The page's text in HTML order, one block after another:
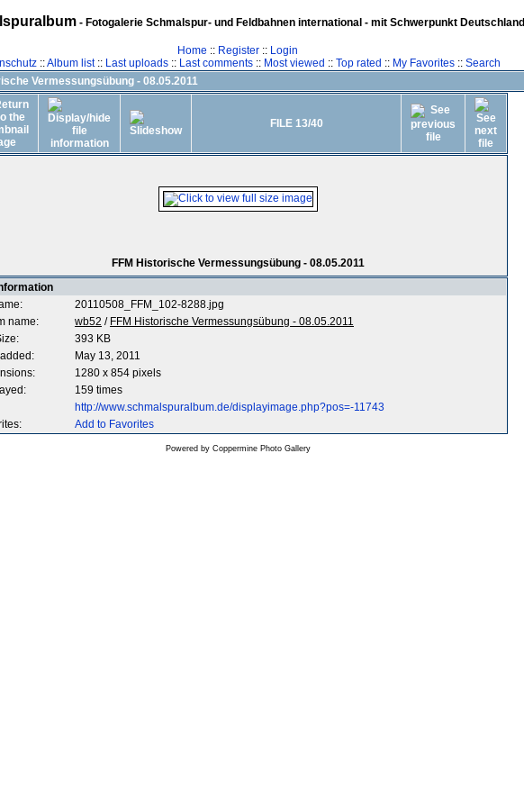
- Fotogalerie Schmalspur- und Feldbahnen international - mit Schwerpunkt Deutschland
Home :: Register :: Login
::Album list:: Last uploads:: Last comments:: Most viewed :: Top rated :: My Favorites:: Search
Vermessungsübung - 08.05.2011
FILE 13/40
FFM Historische Vermessungsübung - 08.05.2011
20110508_FFM_102-8288.jpg
name:
wb52 / FFM Historische Vermessungsübung - 08.05.2011
393 KB
May 13, 2011
1280 x 854 pixels
159 times
http://www.schmalspuralbum.de/displayimage.php?pos=-11743
Add to Favorites
Powered by Coppermine Photo Gallery